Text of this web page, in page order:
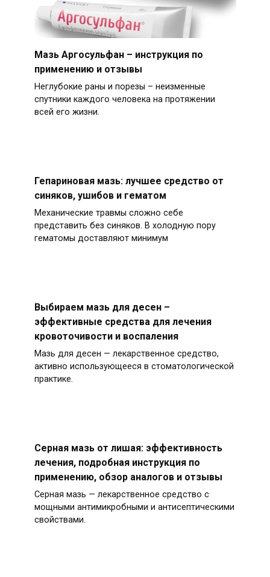
Мазь Аргосульфан – инструкция по
применению и отзывы
Неглубокие раны и порезы – неизменные
спутники каждого человека на протяжении
всей его жизни.
Гепариновая мазь: лучшее средство от
синяков, ушибов и гематом
Механические травмы сложно себе
представить без синяков. В холодную пору
гематомы доставляют минимум
Выбираем мазь для десен –
эффективные средства для лечения
кровоточивости и воспаления
Мазь для десен — лекарственное средство,
активно использующееся в стоматологической
практике.
Серная мазь от лишая: эффективность
лечения, подробная инструкция по
применению, обзор аналогов и отзывы
Серная мазь — лекарственное средство с
мощными антимикробными и антисептическими
свойствами.